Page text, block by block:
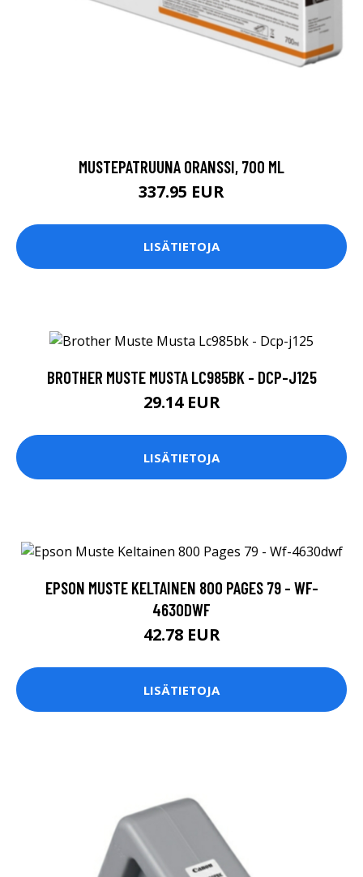
MUSTEPATRUUNA ORANSSI, 700 ML
337.95 EUR
LISÄTIETOJA
BROTHER MUSTE MUSTA LC985BK - DCP-J125
29.14 EUR
LISÄTIETOJA
EPSON MUSTE KELTAINEN 800 PAGES 79 - WF-
4630DWF
42.78 EUR
LISÄTIETOJA